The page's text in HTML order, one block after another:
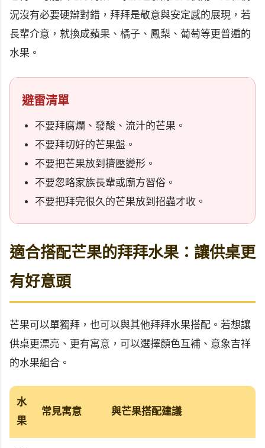
況沒有必要硬辯對錯，拜拜是敬意與安定感的展現，若
長輩介意，就換成蘋果、橘子、鳳梨、葡萄等更普遍的
水果。
避雷清單
不要拜腐爛、發酸、流汁的芒果。
不要拜切好的芒果盤。
不要把芒果放到擠壓變形。
不要忽略家族長輩或廟方習俗。
不要把拜完很久的芒果放到招蟲才收。
適合搭配芒果的拜拜水果：讓供桌更
有好意頭
芒果可以單獨拜，也可以與其他拜拜水果搭配。若想讓
供桌更漂亮、更有寓意，可以選擇顏色互補、意象吉祥
的水果組合。
水
果
常見寓意 與芒果搭配建議